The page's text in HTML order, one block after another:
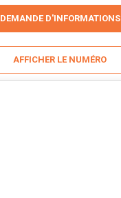
DEMANDE D'INFORMATIONS
AFFICHER LE NUMÉRO